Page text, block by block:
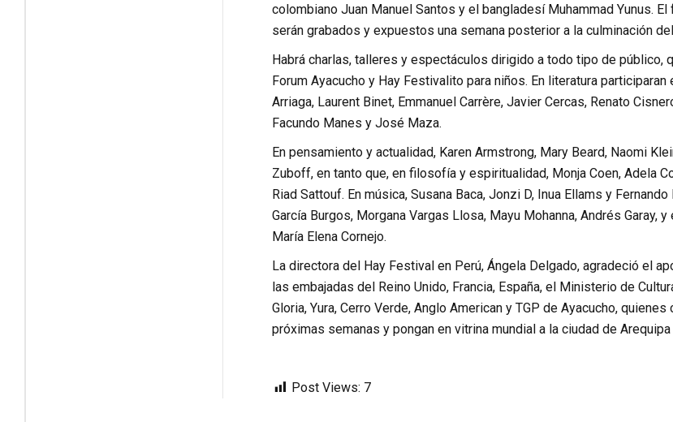
colombiano Juan Manuel Santos y el bangladesí Muhammad Yunus.
serán grabados y expuestos una semana posterior a la culminación
Habrá charlas, talleres y espectáculos dirigido a todo tipo de público,
Forum Ayacucho y Hay Festivalito para niños. En literatura
Arriaga, Laurent Binet, Emmanuel Carrère, Javier Cercas, Renato
Facundo Manes y José Maza.
En pensamiento y actualidad, Karen Armstrong, Mary Beard, Naomi
Zuboff, en tanto que, en filosofía y espiritualidad, Monja Coen, Adela
Riad Sattouf. En música, Susana Baca, Jonzi D, Inua Ellams y
García Burgos, Morgana Vargas Llosa, Mayu Mohanna, Andrés Garay,
María Elena Cornejo.
La directora del Hay Festival en Perú, Ángela Delgado, agradeció el
las embajadas del Reino Unido, Francia, España, el Ministerio de
Gloria, Yura, Cerro Verde, Anglo American y TGP de Ayacucho,
próximas semanas y pongan en vitrina mundial a la ciudad de
Post Views: 7